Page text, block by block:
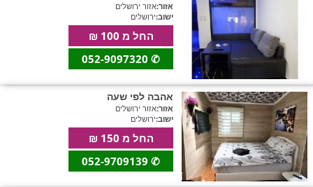
אזור:אזור ירושלים
ישוב:ירושלים
החל מ 100 ₪
✆
אהבה לפי שעה
אזור:אזור ירושלים
ישוב:ירושלים
החל מ 150 ₪
✆